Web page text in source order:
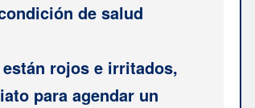
de salud
rojos e irritados,
para agendar un